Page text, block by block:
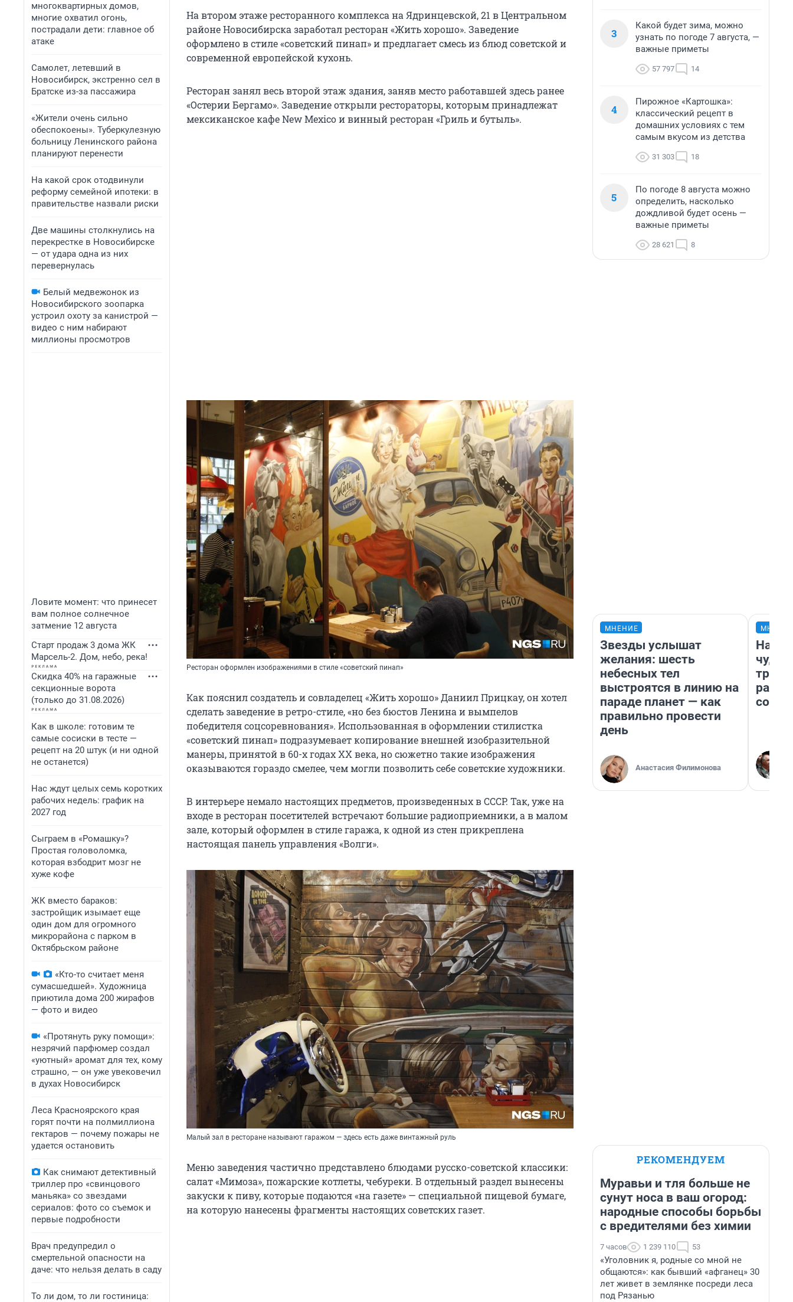
многоквартирных домов,
многие охватил огонь,
пострадали дети: главное об
атаке
Самолет, летевший в
Новосибирск, экстренно сел в
Братске из-за пассажира
«Жители очень сильно
обеспокоены». Туберкулезную
больницу Ленинского района
планируют перенести
На какой срок отодвинули
реформу семейной ипотеки: в
правительстве назвали риски
Две машины столкнулись на
перекрестке в Новосибирске
— от удара одна из них
перевернулась
Белый медвежонок из
Новосибирского зоопарка
устроил охоту за канистрой —
видео с ним набирают
миллионы просмотров
Ловите момент: что принесет
вам полное солнечное
затмение 12 августа
Старт продаж 3 дома ЖК
Марсель-2. Дом, небо, река!
Скидка 40% на гаражные
секционные ворота
(только до 31.08.2026)
Как в школе: готовим те
самые сосиски в тесте —
рецепт на 20 штук (и ни одной
не останется)
Нас ждут целых семь коротких
рабочих недель: график на
2027 год
Сыграем в «Ромашку»?
Простая головоломка,
которая взбодрит мозг не
хуже кофе
ЖК вместо бараков:
застройщик изымает еще
один дом для огромного
микрорайона с парком в
Октябрьском районе
«Кто-то считает меня
сумасшедшей». Художница
приютила дома 200 жирафов
— фото и видео
«Протянуть руку помощи»:
незрячий парфюмер создал
«уютный» аромат для тех, кому
страшно, — он уже увековечил
в духах Новосибирск
Леса Красноярского края
горят почти на полмиллиона
гектаров — почему пожары не
удается остановить
Как снимают детективный
триллер про «свинцового
маньяка» со звездами
сериалов: фото со съемок и
первые подробности
Врач предупредил о
смертельной опасности на
даче: что нельзя делать в саду
То ли дом, то ли гостиница:
На втором этаже ресторанного комплекса на Ядринцевской, 21 в Центральном
районе Новосибирска заработал ресторан «Жить хорошо». Заведение
оформлено в стиле «советский пинап» и предлагает смесь из блюд советской и
современной европейской кухонь.
Ресторан занял весь второй этаж здания, заняв место работавшей здесь ранее
«Остерии Бергамо». Заведение открыли рестораторы, которым принадлежат
мексиканское кафе New Mexico и винный ресторан «Гриль и бутыль».
Ресторан оформлен изображениями в стиле «советский пинап»
Как пояснил создатель и совладелец «Жить хорошо» Даниил Прицкау, он хотел
сделать заведение в ретро-стиле, «но без бюстов Ленина и вымпелов
победителя соцсоревнования». Использованная в оформлении стилистка
«советский пинап» подразумевает копирование внешней изобразительной
манеры, принятой в 60-х годах XX века, но сюжетно такие изображения
оказываются гораздо смелее, чем могли позволить себе советские художники.
В интерьере немало настоящих предметов, произведенных в СССР. Так, уже на
входе в ресторан посетителей встречают большие радиоприемники, а в малом
зале, который оформлен в стиле гаража, к одной из стен прикреплена
настоящая панель управления «Волги».
Малый зал в ресторане называют гаражом — здесь есть даже винтажный руль
Меню заведения частично представлено блюдами русско-советской классики:
салат «Мимоза», пожарские котлеты, чебуреки. В отдельный раздел вынесены
закуски к пиву, которые подаются «на газете» — специальной пищевой бумаге,
на которую нанесены фрагменты настоящих советских газет.
3
Какой будет зима, можно
узнать по погоде 7 августа, —
важные приметы
57 797 14
4
Пирожное «Картошка»:
классический рецепт в
домашних условиях с тем
самым вкусом из детства
31 303 18
5
По погоде 8 августа можно
определить, насколько
дождливой будет осень —
важные приметы
28 621 8
МНЕНИЕ
Звезды услышат
желания: шесть
небесных тел
выстроятся в линию на
параде планет — как
правильно провести
день
Анастасия Филимонова
РЕКОМЕНДУЕМ
Муравьи и тля больше не
сунут носа в ваш огород:
народные способы борьбы
с вредителями без химии
7 часов 1 239 110 53
«Уголовник я, родные со мной не
общаются»: как бывший «афганец» 30
лет живет в землянке посреди леса
под Рязанью